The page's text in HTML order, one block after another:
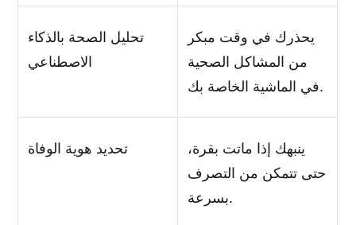
تحليل الصحة بالذكاء
الاصطناعي
يحذرك في وقت مبكر
من المشاكل الصحية
في الماشية الخاصة بك.
تحديد هوية الوفاة
ينبهك إذا ماتت بقرة،
حتى تتمكن من التصرف
بسرعة.